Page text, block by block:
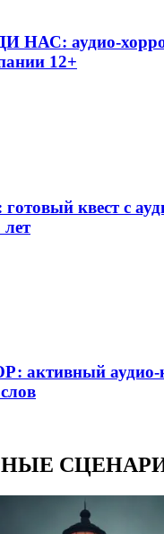
НАС: аудио-
12+
квест с
лет
аудио-